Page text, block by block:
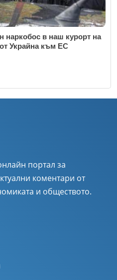
наркобос в наш курорт на
Украйна към ЕС
портал за
коментари от
и обществото.